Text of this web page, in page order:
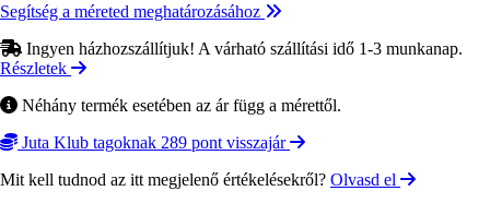
Segítség a méreted meghatározásához
Ingyen házhozszállítjuk! A várható szállítási idő 1-3 munkanap.
Részletek
Néhány termék esetében az ár függ a mérettől.
Juta Klub tagoknak 289 pont visszajár
Mit kell tudnod az itt megjelenő értékelésekről? Olvasd el